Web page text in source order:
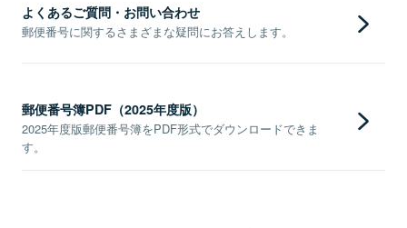
よくあるご質問・お問い合わせ
郵便番号に関するさまざまな疑問にお答えします。
郵便番号簿PDF（2025年度版）
2025年度版郵便番号簿をPDF形式でダウンロードできま
す。